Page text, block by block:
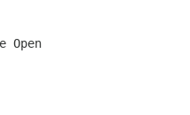
Open